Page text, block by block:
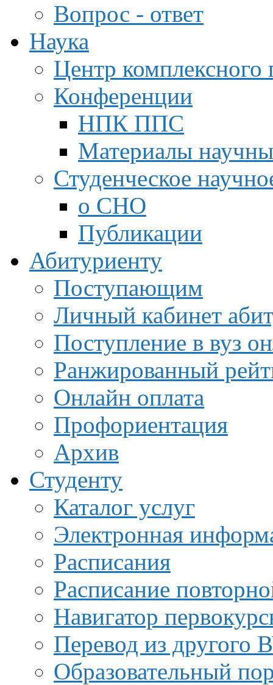
Вопрос - ответ
Наука
Центр
Конференции
НПК ППС
Материалы
Студенческое
о СНО
Публикации
Абитуриенту
Поступающим
Личный кабинет
Поступление в вуз
Ранжированный
Онлайн оплата
Профориентация
Архив
Студенту
Каталог услуг
Электронная
Расписания
Расписание
Навигатор
Перевод из другого
Образовательный